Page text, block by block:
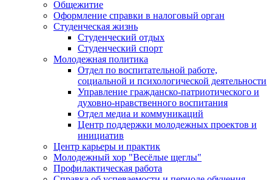
Общежитие
Оформление справки в налоговый орган
Студенческая жизнь
Студенческий отдых
Студенческий спорт
Молодежная политика
Отдел по воспитательной работе,
социальной и психологической деятельности
Управление гражданско-патриотического и
духовно-нравственного воспитания
Отдел медиа и коммуникаций
Центр поддержки молодежных проектов и
инициатив
Центр карьеры и практик
Молодежный хор "Весёлые щеглы"
Профилактическая работа